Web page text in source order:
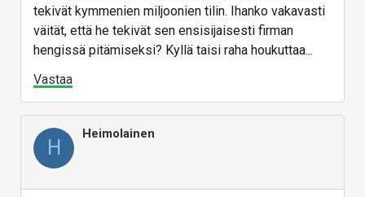
tekivät kymmenien miljoonien tilin. Ihanko vakavasti
väität, että he tekivät sen ensisijaisesti firman
hengissä pitämiseksi? Kyllä taisi raha houkuttaa...
Vastaa
H
Heimolainen